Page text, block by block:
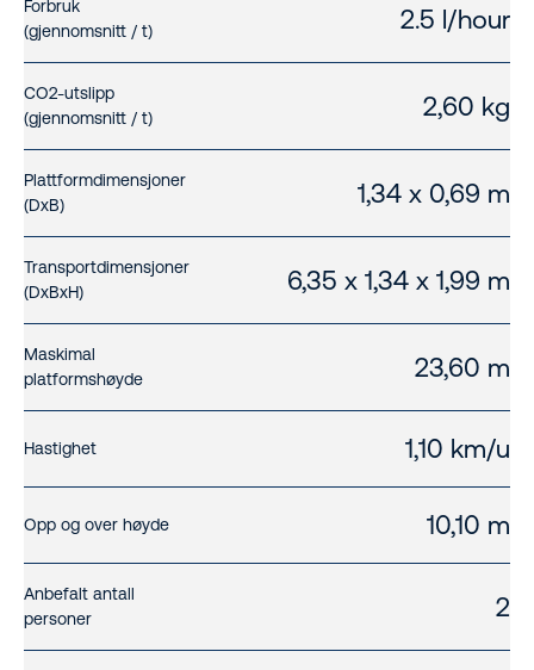
Forbruk
(gjennomsnitt / t)
2.5 l/hour
CO2-utslipp
(gjennomsnitt / t)
2,60 kg
Plattformdimensjoner
(DxB)
1,34 x 0,69 m
Transportdimensjoner
(DxBxH)
6,35 x 1,34 x 1,99 m
Maskimal
platformshøyde
23,60 m
Hastighet 1,10 km/u
Opp og over høyde 10,10 m
Anbefalt antall
personer
2